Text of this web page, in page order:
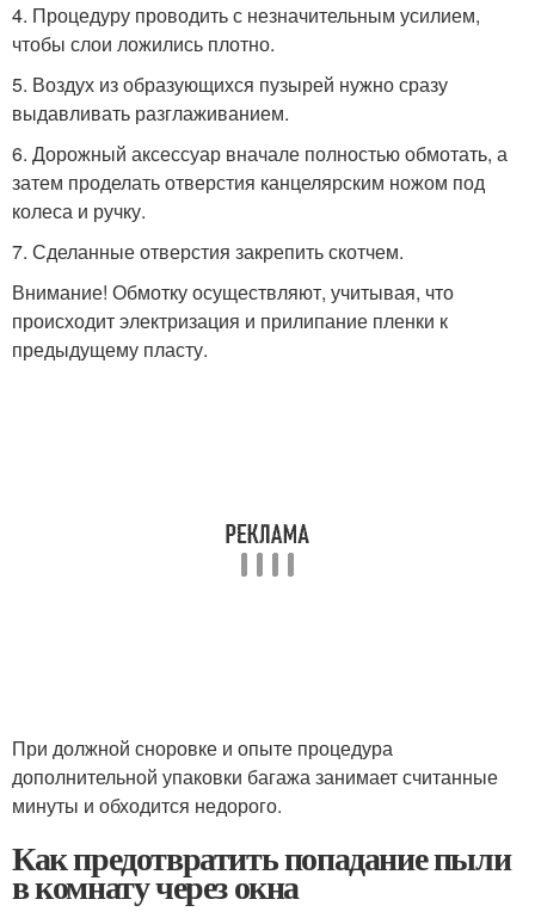
4. Процедуру проводить с незначительным усилием,
чтобы слои ложились плотно.
5. Воздух из образующихся пузырей нужно сразу
выдавливать разглаживанием.
6. Дорожный аксессуар вначале полностью обмотать, а
затем проделать отверстия канцелярским ножом под
колеса и ручку.
7. Сделанные отверстия закрепить скотчем.
Внимание! Обмотку осуществляют, учитывая, что
происходит электризация и прилипание пленки к
предыдущему пласту.
При должной сноровке и опыте процедура
дополнительной упаковки багажа занимает считанные
минуты и обходится недорого.
Как предотвратить попадание пыли
в комнату через окна